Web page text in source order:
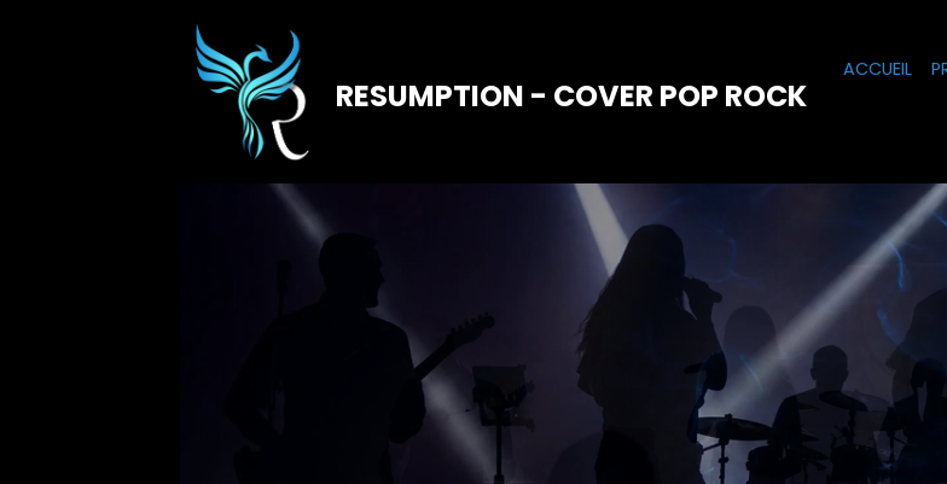
RESUMPTION - COVER POP ROCK
ACCUEIL